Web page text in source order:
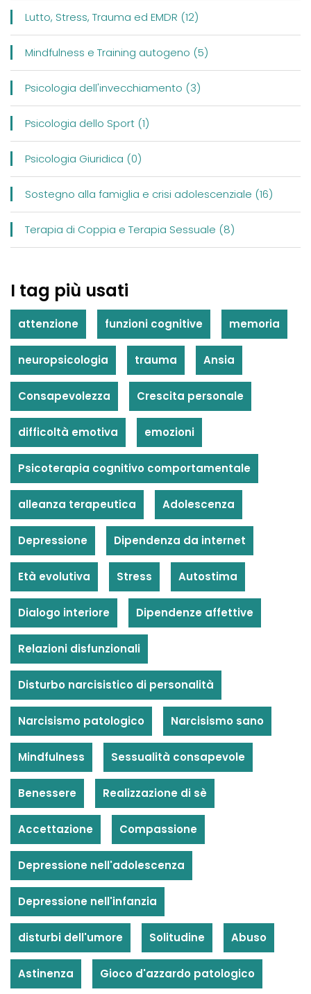
Lutto, Stress, Trauma ed EMDR (12)
Mindfulness e Training autogeno (5)
Psicologia dell'invecchiamento (3)
Psicologia dello Sport (1)
Psicologia Giuridica (0)
Sostegno alla famiglia e crisi adolescenziale (16)
Terapia di Coppia e Terapia Sessuale (8)
I tag più usati
attenzione funzioni cognitive memoria
neuropsicologia trauma Ansia
Consapevolezza Crescita personale
difficoltà emotiva emozioni
Psicoterapia cognitivo comportamentale
alleanza terapeutica Adolescenza
Depressione Dipendenza da internet
Età evolutiva Stress Autostima
Dialogo interiore Dipendenze affettive
Relazioni disfunzionali
Disturbo narcisistico di personalità
Narcisismo patologico Narcisismo sano
Mindfulness Sessualità consapevole
Benessere Realizzazione di sè
Accettazione Compassione
Depressione nell'adolescenza
Depressione nell'infanzia
disturbi dell'umore Solitudine Abuso
Astinenza Gioco d'azzardo patologico